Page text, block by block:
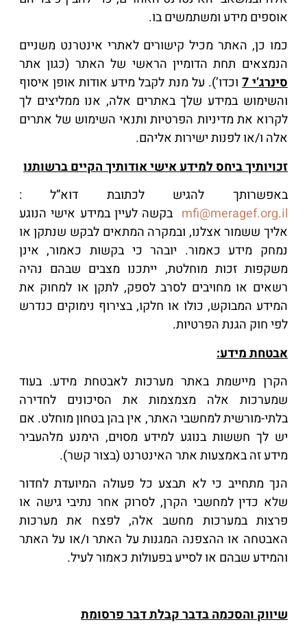
אוספים מידע ומשתמשים בו.
כמו כן, האתר מכיל קישורים לאתרי אינטרנט משניים
הנמצאים תחת הדומיין הראשי של האתר (כגון אתר
סינרג’י 7 וכדו’). על מנת לקבל מידע אודות אופן איסוף
והשימוש במידע שלך באתרים אלה, אנו ממליצים לך
לקרוא את מדיניות הפרטיות ותנאי השימוש של אתרים
אלה ו/או לפנות ישירות אליהם.
זכויותיך ביחס למידע אישי אודותיך הקיים ברשותנו
באפשרותך להגיש לכתובת דוא”ל :
mfi@meragef.org.il בקשה לעיין במידע אישי הנוגע
אליך ששמור אצלנו, ובמקרה המתאים לבקש שנתקן או
נמחק מידע כאמור. יובהר כי בקשות כאמור, אינן
משקפות זכות מוחלטת, ייתכנו מצבים שבהם נהיה
רשאים או מחויבים לסרב לספק, לתקן או למחוק את
המידע המבוקש, כולו או חלקו, בצירוף נימוקים כנדרש
לפי חוק הגנת הפרטיות.
אבטחת מידע:
הקרן מיישמת באתר מערכות לאבטחת מידע. בעוד
שמערכות אלה מצמצמות את הסיכונים לחדירה
בלתי-מורשית למחשבי האתר, אין בהן בטחון מוחלט. אם
יש לך חששות בנוגע למידע מסוים, הימנע מלהעביר
מידע זה באמצעות אתר האינטרנט (בצור קשר).
הנך מתחייב כי לא תבצע כל פעולה המיועדת לחדור
שלא כדין למחשבי הקרן, לסרוק אחר נתיבי גישה או
פרצות במערכות מחשב אלה, לפצח את מערכות
האבטחה או ההצפנה המגנות על האתר ו/או על האתר
והמידע שבהם או לסייע בפעולות כאמור לעיל.
שיווק והסכמה בדבר קבלת דבר פרסומת